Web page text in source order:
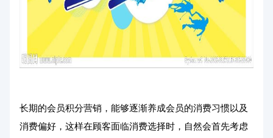
长期的会员积分营销，能够逐渐养成会员的消费习惯以及
消费偏好，这样在顾客面临消费选择时，自然会首先考虑